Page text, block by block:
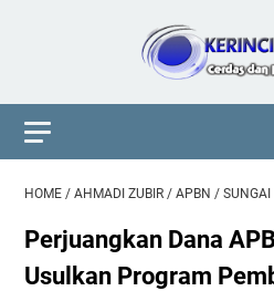
HOME / AHMADI ZUBIR / APBN / SUNGAI
Perjuangkan Dana
Usulkan Program